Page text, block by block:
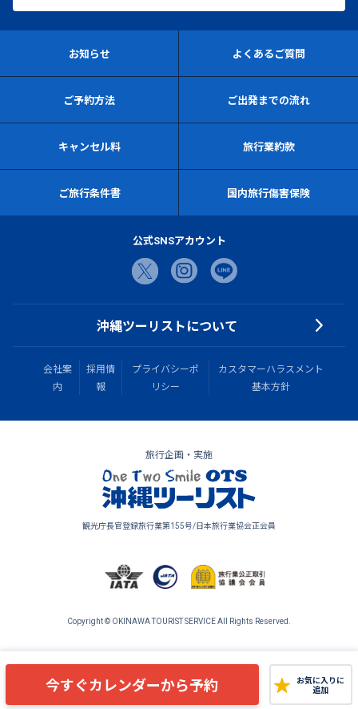
今すぐカレンダーから予約
お気に入りに
追加
お知らせ よくあるご質問
ご予約方法 ご出発までの流れ
キャンセル料 旅行業約款
ご旅行条件書 国内旅行傷害保険
公式SNSアカウント
沖縄ツーリストについて
会社案
内
採用情
報
プライバシーポ
リシー
カスタマーハラスメント
基本方針
旅行企画・実施
観光庁長官登録旅行業第155号/日本旅行業協会正会員
Copyright © OKINAWA TOURIST SERVICE All Rights Reserved.